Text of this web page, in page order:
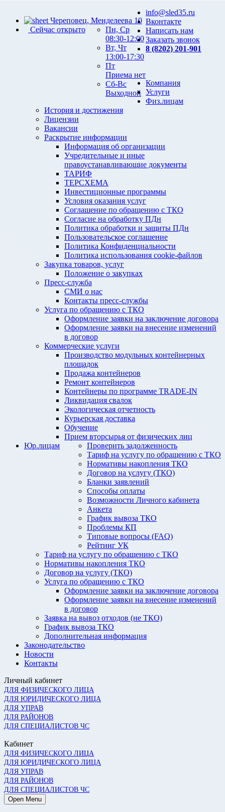
Череповец, Менделеева 10
Сейчас открыто
Пн, Ср
08:30-12:00
Вт, Чт
13:00-17:30
Пт
Приема нет
Сб-Вс
Выходной
info@sled35.ru
Вконтакте
Написать нам
Заказать звонок
8 (8202) 201-901
Компания
История и достижения
Лицензии
Вакансии
Раскрытие информации
Информация об организации
Учредительные и иные
правоустанавливающие документы
ТАРИФ
ТЕРСХЕМА
Инвестиционные программы
Условия оказания услуг
Соглашение по обращению с ТКО
Согласие на обработку ПДн
Политика обработки и защиты ПДн
Пользовательское соглашение
Политика Конфиденциальности
Политика использования cookie-файлов
Закупка товаров, услуг
Положение о закупках
Пресс-служба
СМИ о нас
Контакты пресс-службы
Услуги
Услуга по обращению с ТКО
Оформление заявки на заключение договора
Оформление заявки на внесение изменений
в договор
Коммерческие услуги
Производство модульных контейнерных
площадок
Продажа контейнеров
Ремонт контейнеров
Контейнеры по программе TRADE-IN
Ликвидация свалок
Экологическая отчетность
Курьерская доставка
Обучение
Прием вторсырья от физических лиц
Физ.лицам
Проверить задолженность
Тариф на услугу по обращению с ТКО
Нормативы накопления ТКО
Договор на услугу (ТКО)
Бланки заявлений
Способы оплаты
Возможности Личного кабинета
Анкета
График вывоза ТКО
Проблемы КП
Типовые вопросы (FAQ)
Рейтинг УК
Юр.лицам
Тариф на услугу по обращению с ТКО
Нормативы накопления ТКО
Договор на услугу (ТКО)
Услуга по обращению с ТКО
Оформление заявки на заключение договора
Оформление заявки на внесение изменений
в договор
Заявка на вывоз отходов (не ТКО)
График вывоза ТКО
Дополнительная информация
Законодательство
Новости
Контакты
Личный кабинет
ДЛЯ ФИЗИЧЕСКОГО ЛИЦА
ДЛЯ ЮРИДИЧЕСКОГО ЛИЦА
ДЛЯ УПРАВ
ДЛЯ РАЙОНОВ
ДЛЯ СПЕЦИАЛИСТОВ ЧС
Кабинет
ДЛЯ ФИЗИЧЕСКОГО ЛИЦА
ДЛЯ ЮРИДИЧЕСКОГО ЛИЦА
ДЛЯ УПРАВ
ДЛЯ РАЙОНОВ
ДЛЯ СПЕЦИАЛИСТОВ ЧС
Open Menu